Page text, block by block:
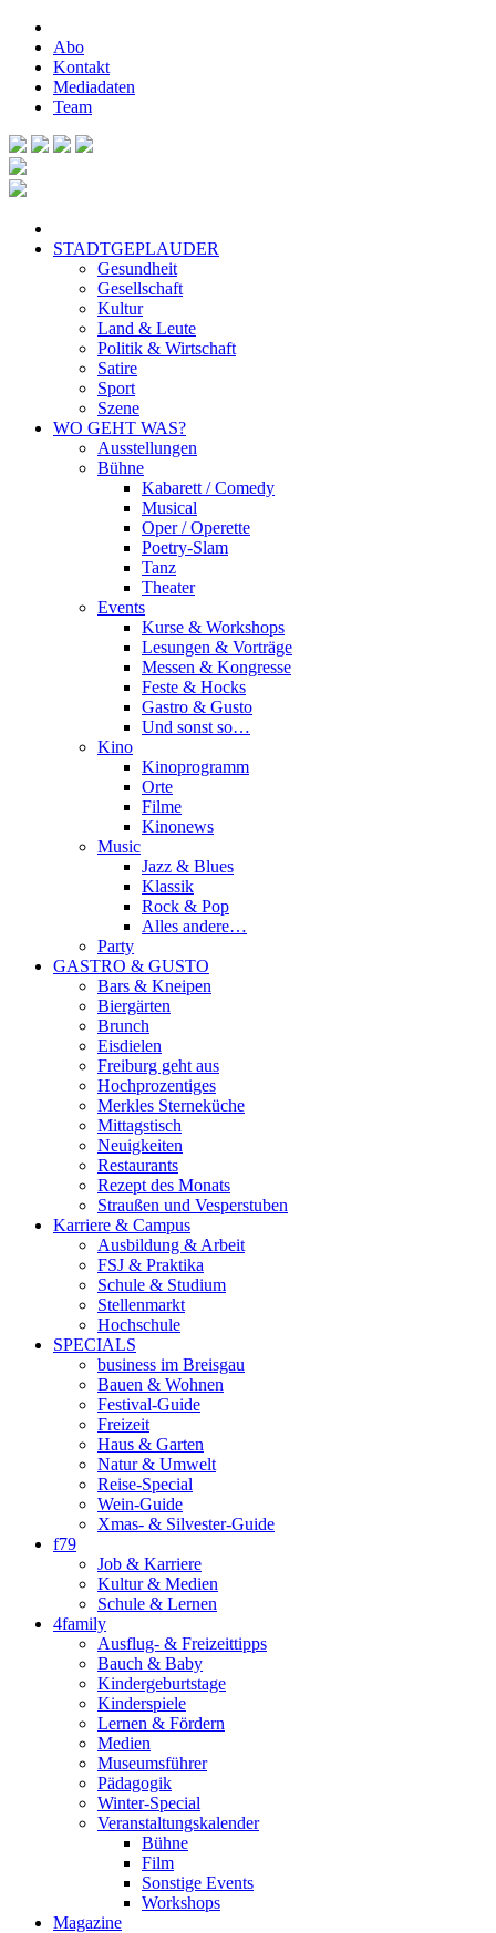
Abo
Kontakt
Mediadaten
Team
STADTGEPLAUDER
Gesundheit
Gesellschaft
Kultur
Land & Leute
Politik & Wirtschaft
Satire
Sport
Szene
WO GEHT WAS?
Ausstellungen
Bühne
Kabarett / Comedy
Musical
Oper / Operette
Poetry-Slam
Tanz
Theater
Events
Kurse & Workshops
Lesungen & Vorträge
Messen & Kongresse
Feste & Hocks
Gastro & Gusto
Und sonst so…
Kino
Kinoprogramm
Orte
Filme
Kinonews
Music
Jazz & Blues
Klassik
Rock & Pop
Alles andere…
Party
GASTRO & GUSTO
Bars & Kneipen
Biergärten
Brunch
Eisdielen
Freiburg geht aus
Hochprozentiges
Merkles Sterneküche
Mittagstisch
Neuigkeiten
Restaurants
Rezept des Monats
Straußen und Vesperstuben
Karriere & Campus
Ausbildung & Arbeit
FSJ & Praktika
Schule & Studium
Stellenmarkt
Hochschule
SPECIALS
business im Breisgau
Bauen & Wohnen
Festival-Guide
Freizeit
Haus & Garten
Natur & Umwelt
Reise-Special
Wein-Guide
Xmas- & Silvester-Guide
f79
Job & Karriere
Kultur & Medien
Schule & Lernen
4family
Ausflug- & Freizeittipps
Bauch & Baby
Kindergeburtstage
Kinderspiele
Lernen & Fördern
Medien
Museumsführer
Pädagogik
Winter-Special
Veranstaltungskalender
Bühne
Film
Sonstige Events
Workshops
Magazine